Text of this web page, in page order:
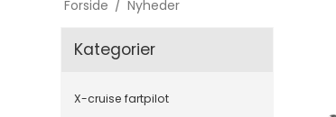
Forside / Nyheder
Kategorier
X-cruise fartpilot